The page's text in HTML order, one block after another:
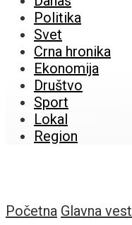
Politika
Svet
Crna hronika
Ekonomija
Društvo
Sport
Lokal
Region
Početna Glavna vest